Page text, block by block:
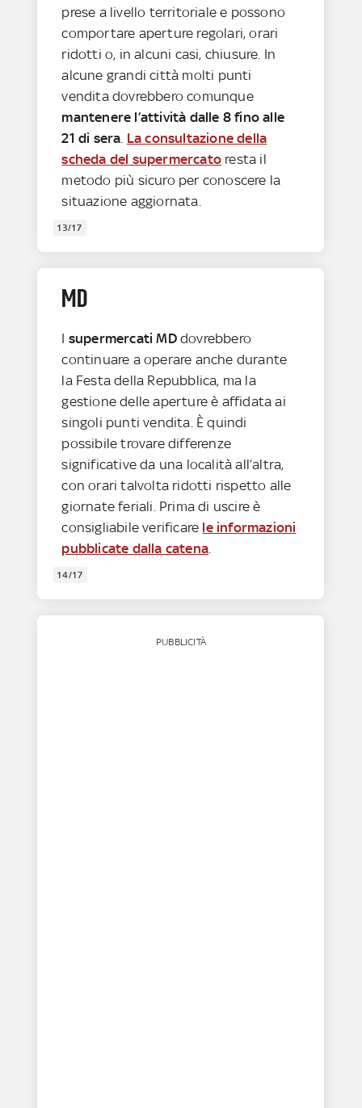
prese a livello territoriale e possono
comportare aperture regolari, orari
ridotti o, in alcuni casi, chiusure. In
alcune grandi città molti punti
vendita dovrebbero comunque
mantenere l’attività dalle 8 fino alle
21 di sera La consultazione della
scheda del supermercato resta il
metodo più sicuro per conoscere la
situazione aggiornata.
13/17
MD
I supermercati MDdovrebbero
continuare a operare anche durante
la Festa della Repubblica, ma la
gestione delle aperture è affidata ai
singoli punti vendita. È quindi
possibile trovare differenze
significative da una località all’altra,
con orari talvolta ridotti rispetto alle
giornate feriali. Prima di uscire è
consigliabile verificare le informazioni
pubblicate dalla catena
14/17
PUBBLICITÀ